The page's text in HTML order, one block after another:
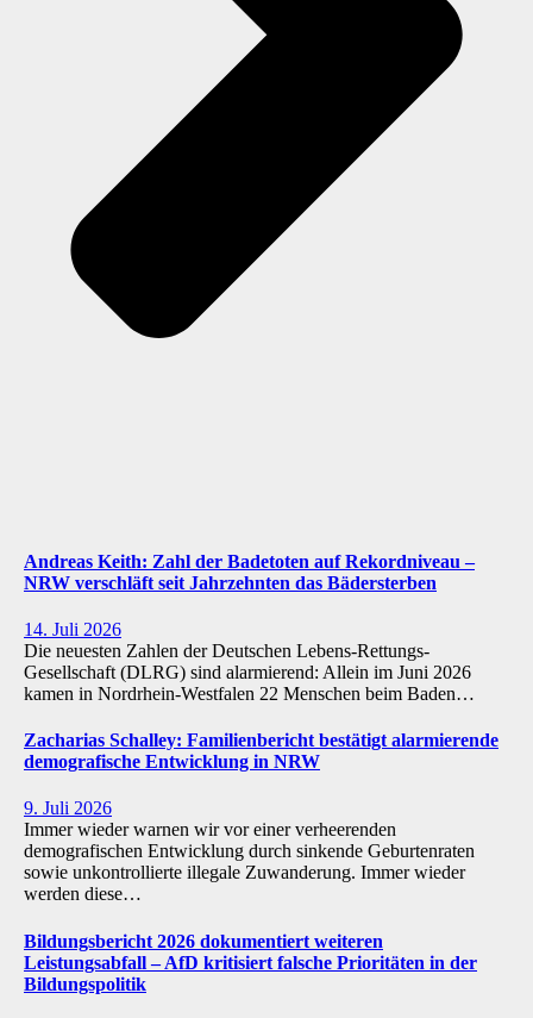
Andreas Keith: Zahl der Badetoten auf Rekordniveau –
NRW verschläft seit Jahrzehnten das Bädersterben
14. Juli 2026
Die neuesten Zahlen der Deutschen Lebens-Rettungs-
Gesellschaft (DLRG) sind alarmierend: Allein im Juni 2026
kamen in Nordrhein-Westfalen 22 Menschen beim Baden…
Zacharias Schalley: Familienbericht bestätigt alarmierende
demografische Entwicklung in NRW
9. Juli 2026
Immer wieder warnen wir vor einer verheerenden
demografischen Entwicklung durch sinkende Geburtenraten
sowie unkontrollierte illegale Zuwanderung. Immer wieder
werden diese…
Bildungsbericht 2026 dokumentiert weiteren
Leistungsabfall – AfD kritisiert falsche Prioritäten in der
Bildungspolitik